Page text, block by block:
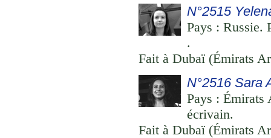
N°2515
Pays : Russie.
.
Fait à Dubaï (Émirats
N°2516 Sara
Pays : Émirats
écrivain.
Fait à Dubaï (Émirats